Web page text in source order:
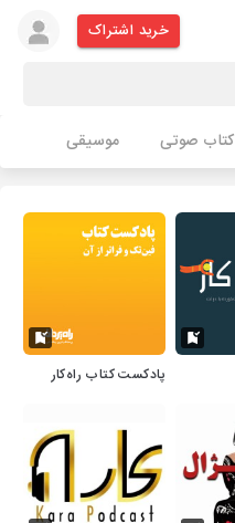
خرید اشتراک
کتاب صوتی موسیقی
پادکست کتاب راه‌کار